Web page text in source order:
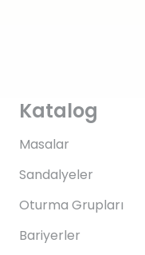
Katalog
Masalar
Sandalyeler
Oturma Grupları
Bariyerler